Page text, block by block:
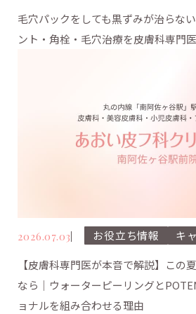
毛穴パックをしても黒ずみが治らな
ント・角栓・毛穴治療を皮膚科専門
2026.07.03 お役立ち情報 キ
【皮膚科専門医が本音で解説】この夏
なら｜ウォーターピーリングと
ョナルを組み合わせる理由